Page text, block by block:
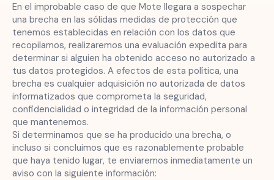
En el improbable caso de que Mote llegara a sospechar
una brecha en las sólidas medidas de protección que
tenemos establecidas en relación con los datos que
recopilamos, realizaremos una evaluación expedita para
determinar si alguien ha obtenido acceso no autorizado a
tus datos protegidos. A efectos de esta política, una
brecha es cualquier adquisición no autorizada de datos
informatizados que comprometa la seguridad,
confidencialidad o integridad de la información personal
que mantenemos.
Si determinamos que se ha producido una brecha, o
incluso si concluimos que es razonablemente probable
que haya tenido lugar, te enviaremos inmediatamente un
aviso con la siguiente información: